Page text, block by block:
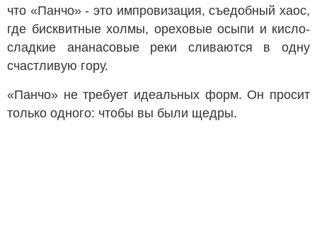
что «Панчо» - это импровизация, съедобный хаос,
где бисквитные холмы, ореховые осыпи и кисло-
сладкие ананасовые реки сливаются в одну
счастливую гору.
«Панчо» не требует идеальных форм. Он просит
только одного: чтобы вы были щедры.